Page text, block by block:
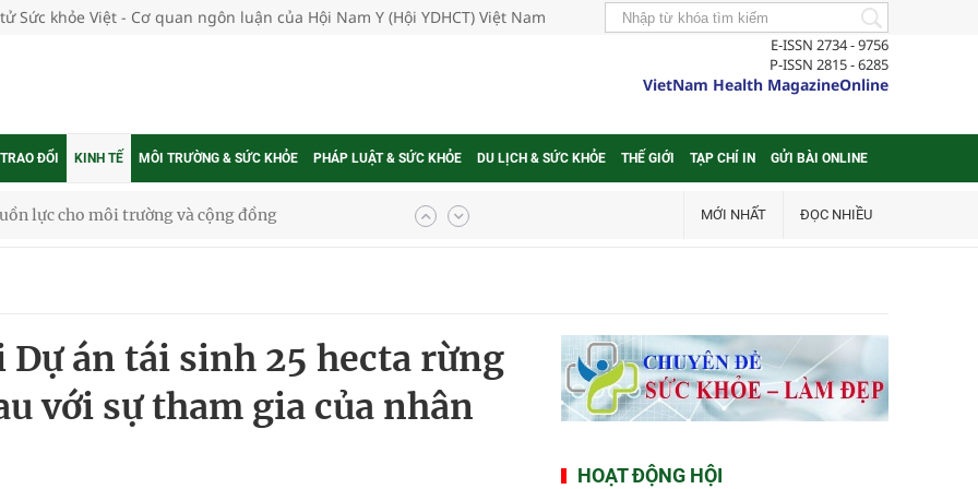
Sức khỏe Việt - Cơ quan ngôn luận của Hội Nam Y (Hội YDHCT) Việt Nam
E-ISSN 2734 - 9756
P-ISSN 2815 - 6285
VietNam Health MagazineOnline
ĐỔI KINH TẾ MÔI TRƯỜNG & SỨC KHỎE PHÁP LUẬT & SỨC KHỎE DU LỊCH & SỨC KHỎE THẾ GIỚI TẠP CHÍ IN GỬI BÀI ONLINE
bảo hiểm y tế nếu không đăng ký khám theo yêu
riêng 2026
vực cấp cứu, điều trị đột quỵ
lại khai thác vào ngày 19/8
MỚI NHẤT ĐỌC NHIỀU
án tái sinh 25 hecta rừng
với sự tham gia của nhân
HOẠT ĐỘNG HỘI